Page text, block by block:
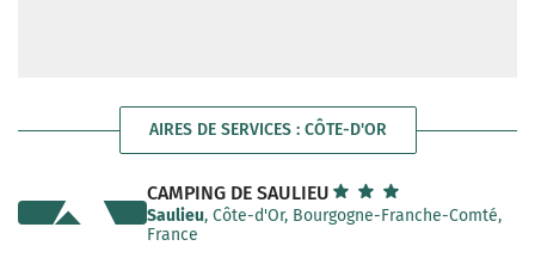
AIRES DE SERVICES : CÔTE-D'OR
CAMPING DE SAULIEU
Saulieu, Côte-d'Or, Bourgogne-Franche-Comté,
France